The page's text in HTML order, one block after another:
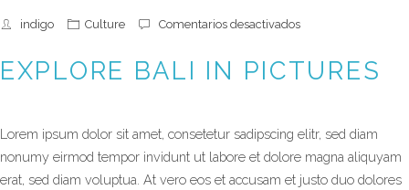
indigo Culture Comentarios desactivadosen
in
EXPLORE BALI IN PICTURES
Lorem ipsum dolor sit amet, consetetur sadipscing elitr, sed diam
nonumy eirmod tempor invidunt ut labore et dolore magna aliquyam
erat, sed diam voluptua. At vero eos et accusam et justo duo dolores